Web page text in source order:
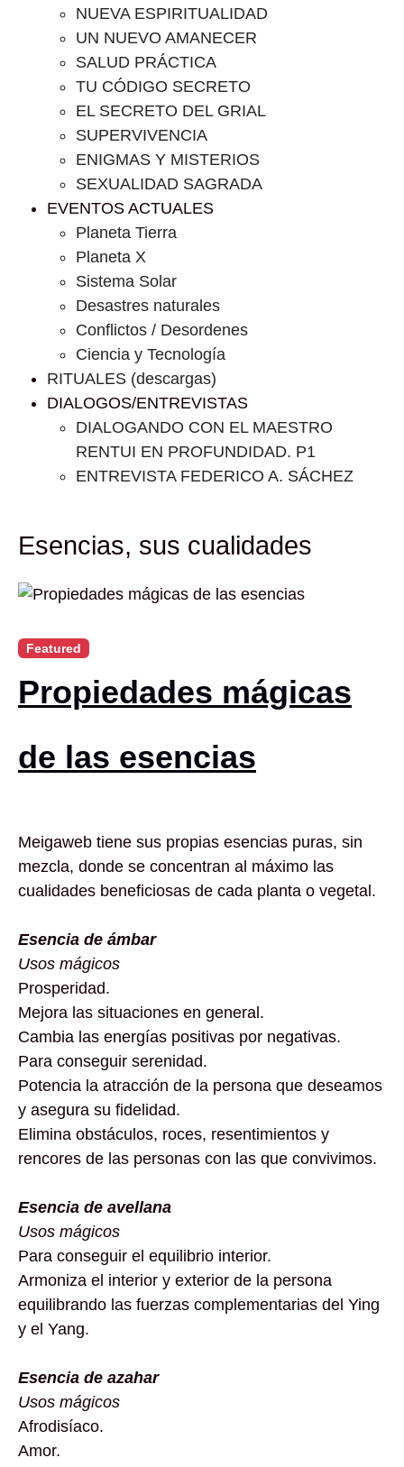
NUEVA ESPIRITUALIDAD
UN NUEVO AMANECER
SALUD PRÁCTICA
TU CÓDIGO SECRETO
EL SECRETO DEL GRIAL
SUPERVIVENCIA
ENIGMAS Y MISTERIOS
SEXUALIDAD SAGRADA
EVENTOS ACTUALES
Planeta Tierra
Planeta X
Sistema Solar
Desastres naturales
Conflictos / Desordenes
Ciencia y Tecnología
RITUALES (descargas)
DIALOGOS/ENTREVISTAS
DIALOGANDO CON EL MAESTRO
RENTUI EN PROFUNDIDAD. P1
ENTREVISTA FEDERICO A. SÁCHEZ
Esencias, sus cualidades
Featured
Propiedades mágicas
de las esencias
Meigaweb tiene sus propias esencias puras, sin
mezcla, donde se concentran al máximo las
cualidades beneficiosas de cada planta o vegetal.
Esencia de ámbar
Usos mágicos
Prosperidad.
Mejora las situaciones en general.
Cambia las energías positivas por negativas.
Para conseguir serenidad.
Potencia la atracción de la persona que deseamos
y asegura su fidelidad.
Elimina obstáculos, roces, resentimientos y
rencores de las personas con las que convivimos.
Esencia de avellana
Usos mágicos
Para conseguir el equilibrio interior.
Armoniza el interior y exterior de la persona
equilibrando las fuerzas complementarias del Ying
y el Yang.
Esencia de azahar
Usos mágicos
Afrodisíaco.
Amor.